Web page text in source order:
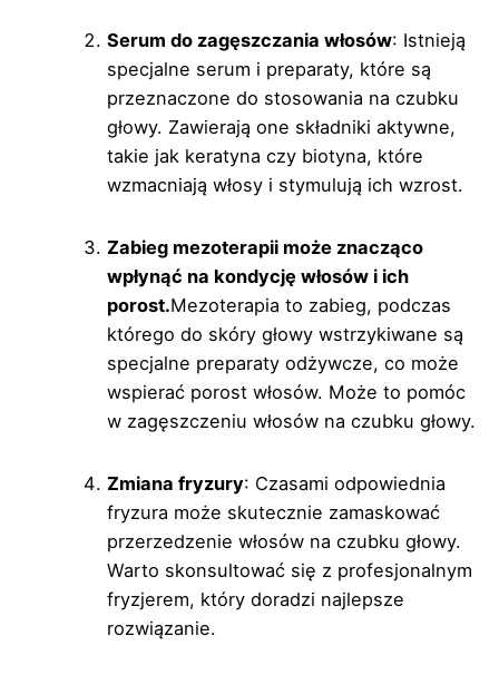
Serum do zagęszczania włosów: Istnieją
specjalne serum i preparaty, które są
przeznaczone do stosowania na czubku
głowy. Zawierają one składniki aktywne,
takie jak keratyna czy biotyna, które
wzmacniają włosy i stymulują ich wzrost.
Zabieg mezoterapii może znacząco
wpłynąć na kondycję włosów i ich
porost.Mezoterapia to zabieg, podczas
którego do skóry głowy wstrzykiwane są
specjalne preparaty odżywcze, co może
wspierać porost włosów. Może to pomóc
w zagęszczeniu włosów na czubku głowy.
Zmiana fryzury: Czasami odpowiednia
fryzura może skutecznie zamaskować
przerzedzenie włosów na czubku głowy.
Warto skonsultować się z profesjonalnym
fryzjerem, który doradzi najlepsze
rozwiązanie.